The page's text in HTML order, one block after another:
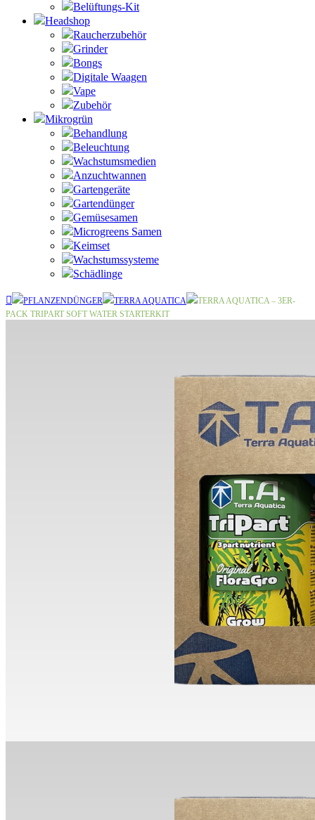
Belüftungs-Kit
Headshop
Raucherzubehör
Grinder
Bongs
Digitale Waagen
Vape
Zubehör
Mikrogrün
Behandlung
Beleuchtung
Wachstumsmedien
Anzuchtwannen
Gartengeräte
Gartendünger
Gemüsesamen
Microgreens Samen
Keimset
Wachstumssysteme
Schädlinge
PFLANZENDÜNGER TERRA AQUATICA
TERRA AQUATICA – 3ER-
PACK TRIPART SOFT WATER STARTERKIT